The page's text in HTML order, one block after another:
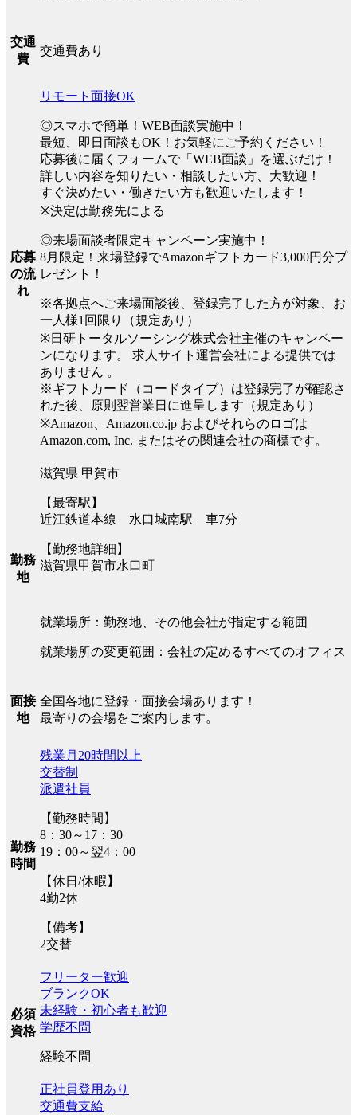
交通
費
交通費あり
応募
の流
れ
リモート面接OK
◎スマホで簡単！WEB面談実施中！
最短、即日面談もOK！お気軽にご予約ください！
応募後に届くフォームで「WEB面談」を選ぶだけ！
詳しい内容を知りたい・相談したい方、大歓迎！
すぐ決めたい・働きたい方も歓迎いたします！
※決定は勤務先による
◎来場面談者限定キャンペーン実施中！
8月限定！来場登録でAmazonギフトカード3,000円分プ
レゼント！
※各拠点へご来場面談後、登録完了した方が対象、お
一人様1回限り（規定あり）
※日研トータルソーシング株式会社主催のキャンペー
ンになります。 求人サイト運営会社による提供では
ありません 。
※ギフトカード（コードタイプ）は登録完了が確認さ
れた後、原則翌営業日に進呈します（規定あり）
※Amazon、Amazon.co.jp およびそれらのロゴは
Amazon.com, Inc. またはその関連会社の商標です。
勤務
地
滋賀県 甲賀市
【最寄駅】
近江鉄道本線 水口城南駅 車7分
【勤務地詳細】
滋賀県甲賀市水口町
就業場所：勤務地、その他会社が指定する範囲
就業場所の変更範囲：会社の定めるすべてのオフィス
面接
地
全国各地に登録・面接会場あります！
最寄りの会場をご案内します。
勤務
時間
残業月20時間以上
交替制
派遣社員
【勤務時間】
8：30～17：30
19：00～翌4：00
【休日/休暇】
4勤2休
【備考】
2交替
必須
資格
フリーター歓迎
ブランクOK
未経験・初心者も歓迎
学歴不問
経験不問
正社員登用あり
交通費支給